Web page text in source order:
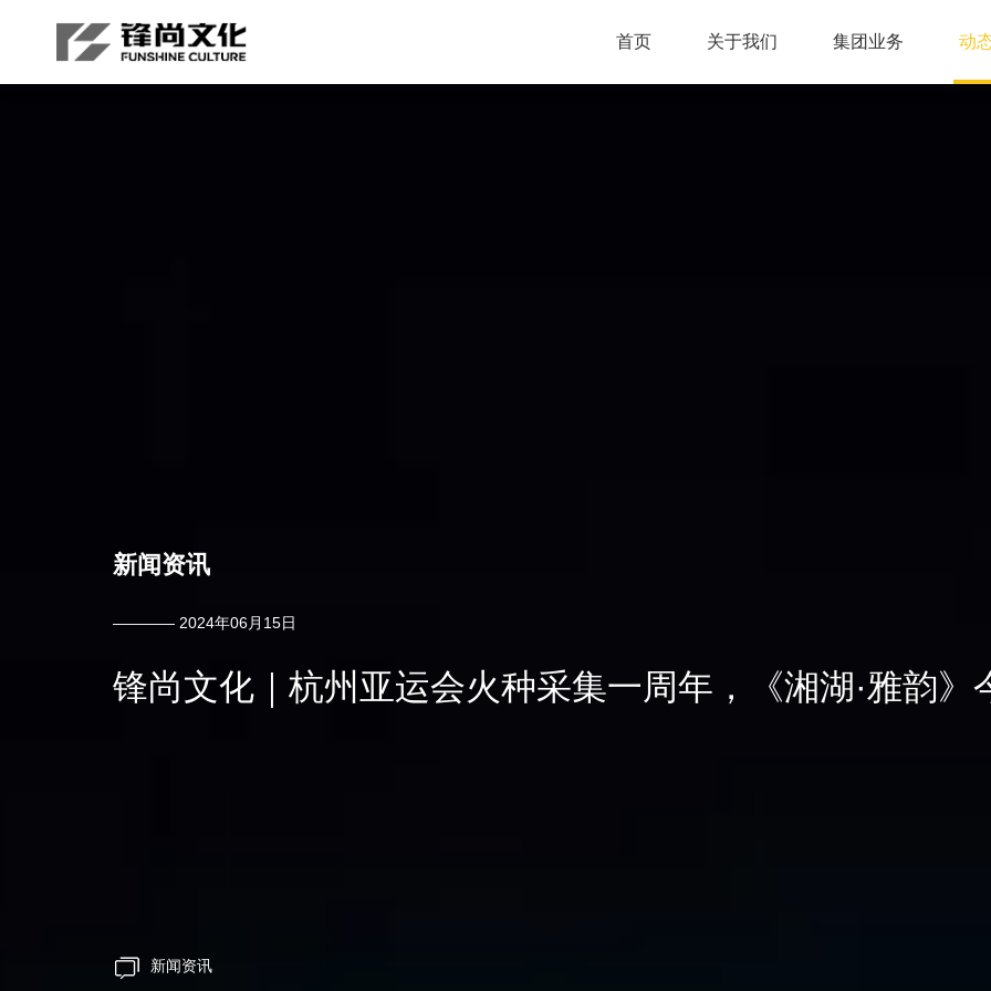
首页 关于我们 集团业务 动
新闻资讯
———— 2024年06月15日
锋尚文化｜杭州亚运会火种采集一周年，《湘湖·雅韵》
新闻资讯